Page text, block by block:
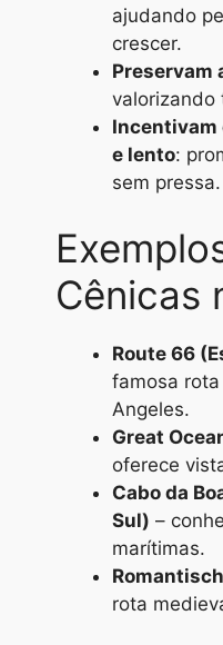
ajudando
crescer.
Preservam
valorizando
Incentivam
e lento:
sem pressa.
Cênicas
Route 66
famosa
Angeles.
Great
oferece
Cabo da
Sul) –
marítimas.
rota